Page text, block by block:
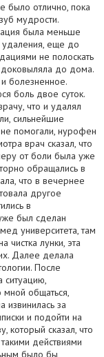
было отлично, пока
мудрости.
была меньше
удаления, еще до
не полоскать
до дома.
болезненное.
боль двое суток.
что и удалял
сильнейшие
помогали, нурофен
врач сказал, что
от боли была уже
обращались в
что в вечернее
другое
в
был сделан
университета, там
чистка лунки, эта
Далее делала
После
ситуацию,
мной общаться,
извинилась за
и подойти на
который сказал, что
действиями
было бы